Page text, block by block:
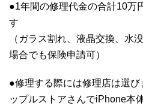
●1年間の修理代金の合計10万
す
（ガラス割れ、液晶交換、水
場合でも保険申請可）
●修理する際には修理店は選
ップルストアさんでiPhone本